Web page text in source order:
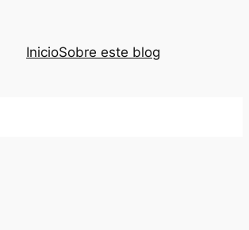
InicioSobre este blog